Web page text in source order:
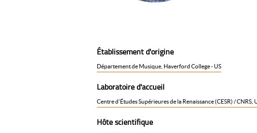
Établissement d'origine
Département de Musique, Haverford College - US
Laboratoire d'accueil
Centre d’Études Supérieures de la Renaissance (CESR) / CNRS,
Hôte scientifique